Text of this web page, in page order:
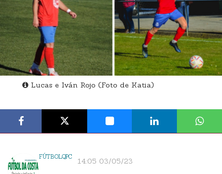
Lucas e Iván Rojo (Foto de Katia)
FÚTBOLQPC 14:05 03/05/23